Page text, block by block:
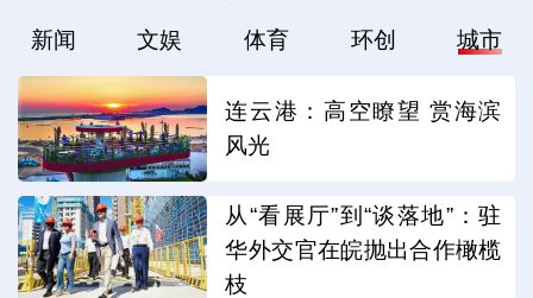
新闻 文娱 体育 环创 城市
连云港：高空瞭望 赏海滨
风光
从“看展厅”到“谈落地”：驻
华外交官在皖抛出合作橄榄
枝